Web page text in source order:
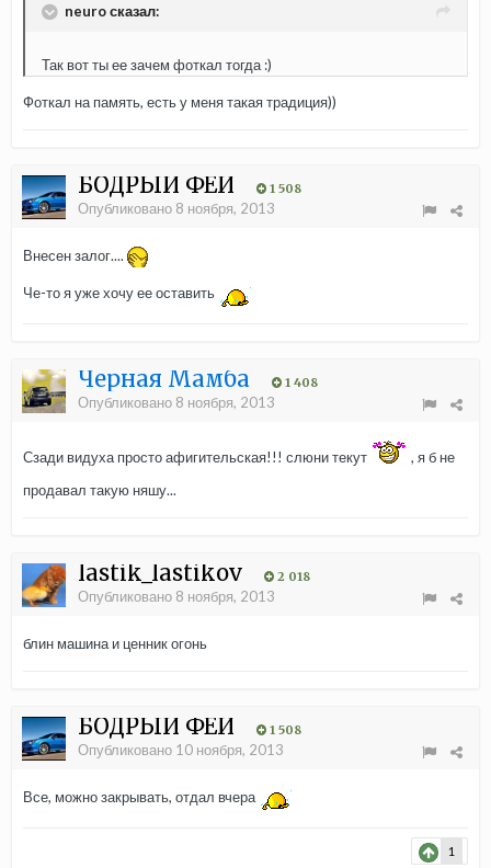
neuro сказал:
Так вот ты ее зачем фоткал тогда :)
Фоткал на память, есть у меня такая традиция))
БОДРЫЙ ФЕЙ 1 508
Опубликовано 8 ноября, 2013
Внесен залог....
Че-то я уже хочу ее оставить
Черная Мамба 1 408
Опубликовано 8 ноября, 2013
Сзади видуха просто афигительская!!! слюни текут
, я б не
продавал такую няшу...
lastik_lastikov 2 018
Опубликовано 8 ноября, 2013
блин машина и ценник огонь
БОДРЫЙ ФЕЙ 1 508
Опубликовано 10 ноября, 2013
Все, можно закрывать, отдал вчера
1